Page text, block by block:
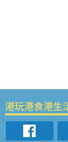
港玩港食港生